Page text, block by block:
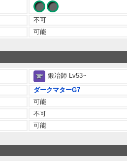
不可
可能
鍛冶師 Lv53~
ダークマターG7
可能
不可
可能